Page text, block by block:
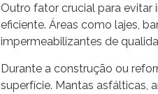
Outro fator crucial para evitar
eficiente. Áreas como lajes,
impermeabilizantes de
Durante a construção ou
superfície. Mantas asfálticas,